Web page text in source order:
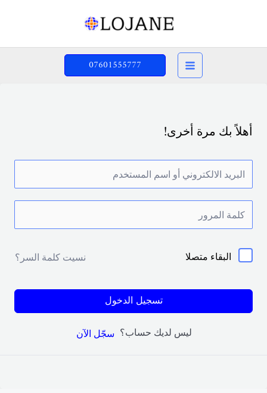
07601555777
أهلاً بك مرة أخرى!
البقاء متصلا نسيت كلمة السر؟
تسجيل الدخول
ليس لديك حساب؟ سجّل الآن